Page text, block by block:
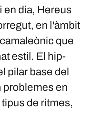
en dia, Hereus
en l'àmbit
que
estil. El hip-
pilar base del
problemes en
de ritmes,